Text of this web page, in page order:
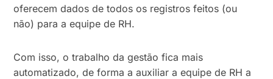
oferecem dados de todos os registros feitos (ou
não) para a equipe de RH.
Com isso, o trabalho da gestão fica mais
automatizado, de forma a auxiliar a equipe de RH a